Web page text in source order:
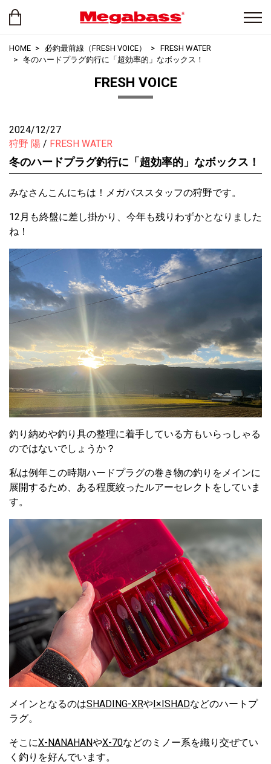
HOME 必釣最前線（FRESH VOICE）
FRESH WATER
冬のハードプラグ釣行に「超効率的」なボックス！
FRESH VOICE
2024/12/27
狩野 陽
FRESH WATER
冬のハードプラグ釣行に「超効率的」なボックス！
みなさんこんにちは！メガバススタッフの狩野です。
12月も終盤に差し掛かり、今年も残りわずかとなりました
ね！
釣り納めや釣り具の整理に着手している方もいらっしゃる
のではないでしょうか？
私は例年この時期ハードプラグの巻き物の釣りをメインに
展開するため、ある程度絞ったルアーセレクトをしていま
す。
メインとなるのはSHADING-XRや I×ISHADなどのハートプ
ラグ。
そこにX-NANAHANやX-70などのミノー系を織り交ぜてい
く釣りを好んでいます。